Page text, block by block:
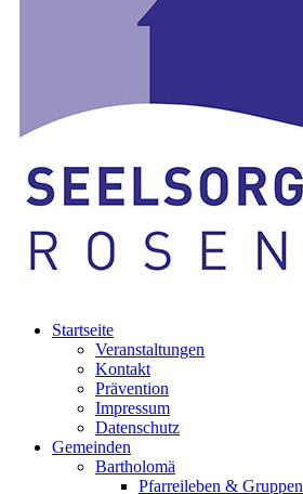
Startseite
Veranstaltungen
Kontakt
Prävention
Impressum
Datenschutz
Gemeinden
Bartholomä
Pfarreileben & Gruppen